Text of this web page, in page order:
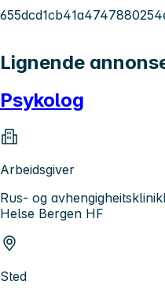
Lignende
Psykolog
Arbeidsgiver
Rus- og
Helse Bergen HF
Sted